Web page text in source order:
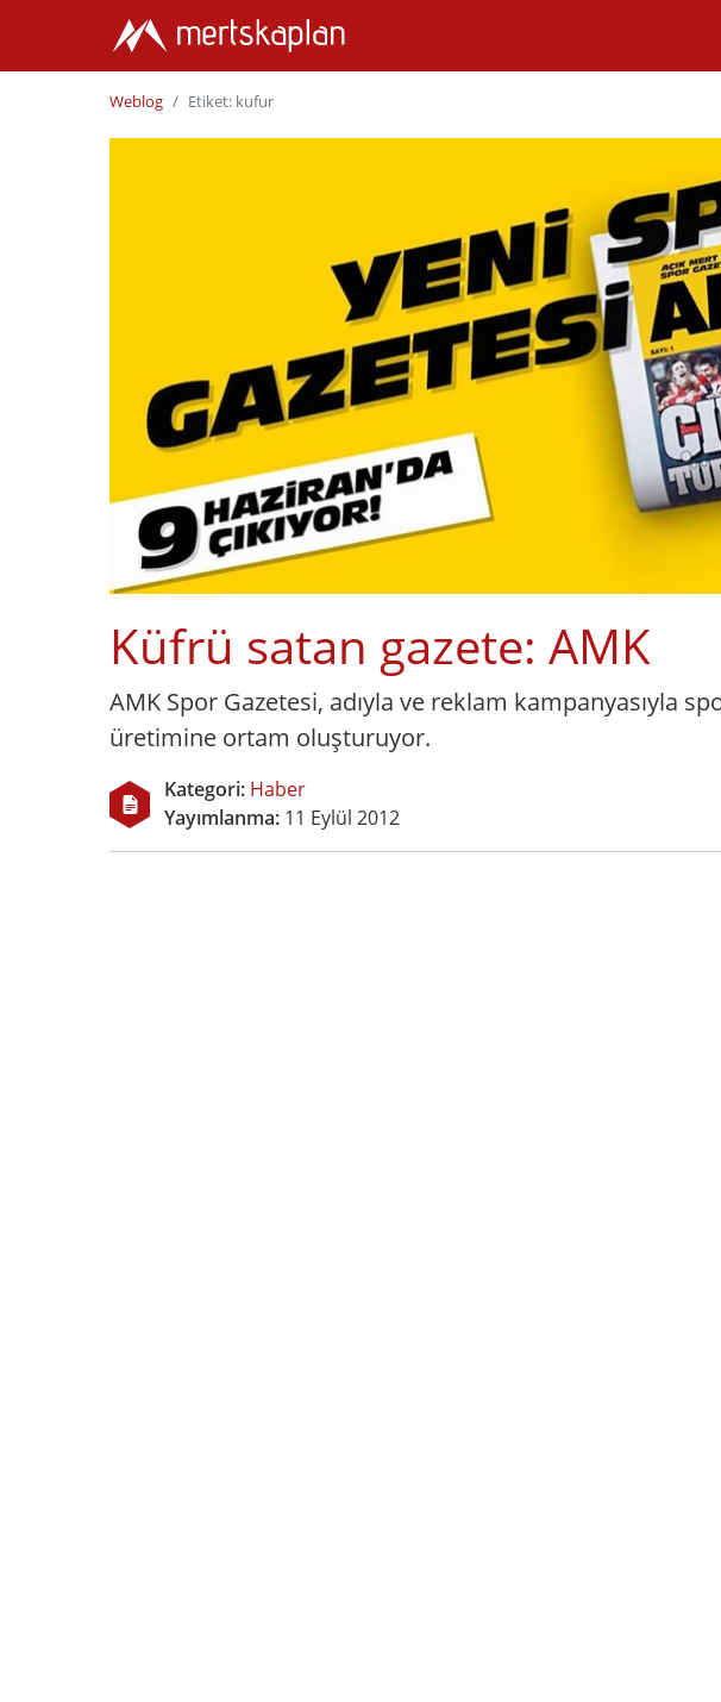
Weblog Etiket: kufur
Küfrü satan gazete: AMK
AMK Spor Gazetesi, adıyla ve reklam kampanyasıyla
üretimine ortam oluşturuyor.
Kategori: Haber
Yayımlanma: 11 Eylül 2012